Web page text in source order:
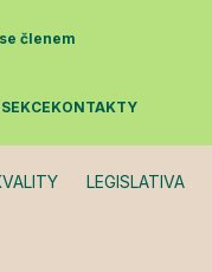
členem
KONTAKTY
LEGISLATIVA